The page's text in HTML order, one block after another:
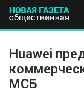
ПОЛИТИКА
Huawei
МСБ